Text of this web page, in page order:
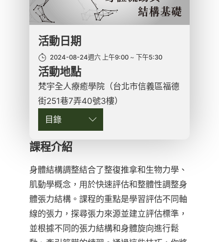
課程介紹
身體結構調整結合了整復推拿和生物力學、
肌動學概念，用於快速評估和整體性調整身
體張力結構。課程的重點是學習評估不同軸
線的張力，探尋張力來源並建立評估標準，
並根據不同的張力結構和身體旋向進行鬆
活動日期
2024-08-24週六 上午9:00 下午5:30
活動地點
梵宇全人療癒學院（台北市信義區福德
街251巷7弄40號3樓）
目錄